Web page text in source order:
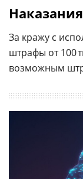
За кражу с
штрафы от 100
возможным